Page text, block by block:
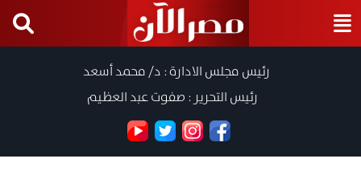
رئيس مجلس الادارة : د/ محمد أسعد
رئيس التحرير : صفوت عبد العظيم